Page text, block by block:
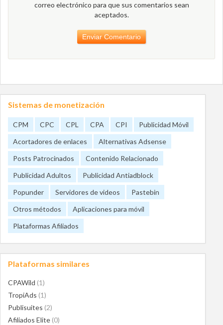
correo electrónico para que sus comentarios sean
aceptados.
Sistemas de monetización
CPM CPC CPL CPA CPI
Publicidad Móvil
Acortadores de enlaces
Alternativas Adsense
Posts Patrocinados
Contenido Relacionado
Publicidad Adultos
Publicidad Antiadblock
Popunder
Servidores de videos
Pastebin
Otros métodos
Aplicaciones para móvil
Plataformas Afiliados
Plataformas similares
CPAWild (1)
TropiAds (1)
Publisuites (2)
Afiliados Elite (0)